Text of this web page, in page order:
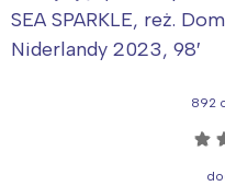
SEA SPARKLE, reż.
Niderlandy 2023, 98′
892
☆